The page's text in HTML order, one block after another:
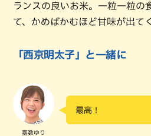
ランスの良いお米。一粒一粒の
て、かめばかむほど甘味が出て
「西京明太子」と一緒に
嘉数ゆり
最高！